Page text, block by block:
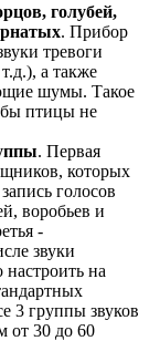
голубей,
. Прибор
тревоги
а также
шумы. Такое
птицы не
. Первая
которых
голосов
воробьев и
-
звуки
на
3 группы звуков
от 30 до 60